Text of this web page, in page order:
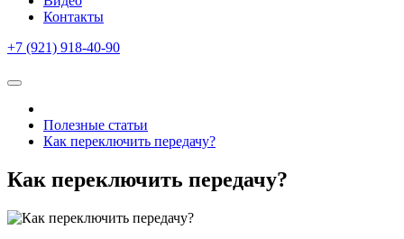
Контакты
+7 (921) 918-40-90
Полезные статьи
Как переключить передачу?
Как переключить передачу?